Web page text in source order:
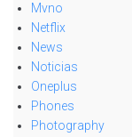
Mvno
Netflix
News
Noticias
Oneplus
Phones
Photography